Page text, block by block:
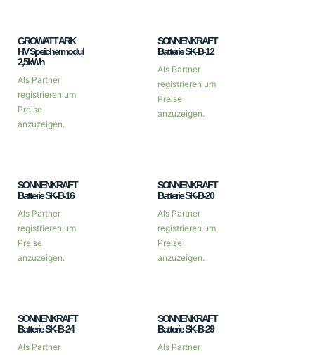
GROWATT ARK
HV Speichermodul
2,5kWh
Als Partner
registrieren um
Preise
anzuzeigen.
SONNENKRAFT
Batterie SK-B-12
Als Partner
registrieren um
Preise
anzuzeigen.
SONNENKRAFT
Batterie SK-B-16
Als Partner
registrieren um
Preise
anzuzeigen.
SONNENKRAFT
Batterie SK-B-20
Als Partner
registrieren um
Preise
anzuzeigen.
SONNENKRAFT
Batterie SK-B-24
Als Partner
SONNENKRAFT
Batterie SK-B-29
Als Partner